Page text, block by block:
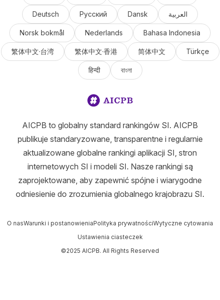
Deutsch Русский Dansk العربية
Norsk bokmål Nederlands Bahasa Indonesia
繁体中文·台湾 繁体中文·香港 简体中文 Türkçe
हिन्दी বাংলা
AICPB to globalny standard rankingów SI. AICPB
publikuje standaryzowane, transparentne i regularnie
aktualizowane globalne rankingi aplikacji SI, stron
internetowych SI i modeli SI. Nasze rankingi są
zaprojektowane, aby zapewnić spójne i wiarygodne
odniesienie do zrozumienia globalnego krajobrazu SI.
O nasWarunki i postanowieniaPolityka prywatnościWytyczne cytowania
Ustawienia ciasteczek
©2025 AICPB. All Rights Reserved